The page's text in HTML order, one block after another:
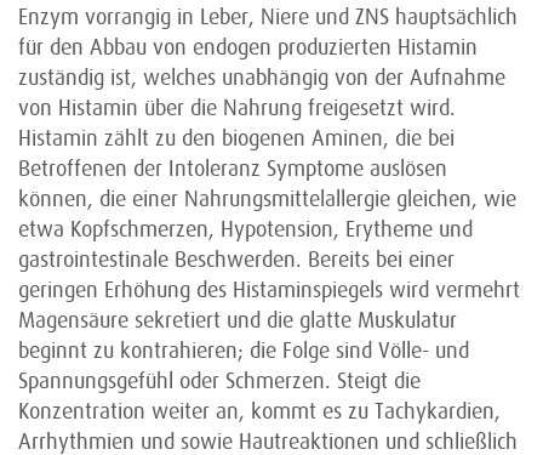
Enzym vorrangig in Leber, Niere und ZNS hauptsächlich
für den Abbau von endogen produzierten Histamin
zuständig ist, welches unabhängig von der Aufnahme
von Histamin über die Nahrung freigesetzt wird.
Histamin zählt zu den biogenen Aminen, die bei
Betroffenen der Intoleranz Symptome auslösen
können, die einer Nahrungsmittelallergie gleichen, wie
etwa Kopfschmerzen, Hypotension, Erytheme und
gastrointestinale Beschwerden. Bereits bei einer
geringen Erhöhung des Histaminspiegels wird vermehrt
Magensäure sekretiert und die glatte Muskulatur
beginnt zu kontrahieren; die Folge sind Völle- und
Spannungsgefühl oder Schmerzen. Steigt die
Konzentration weiter an, kommt es zu Tachykardien,
Arrhythmien und sowie Hautreaktionen und schließlich